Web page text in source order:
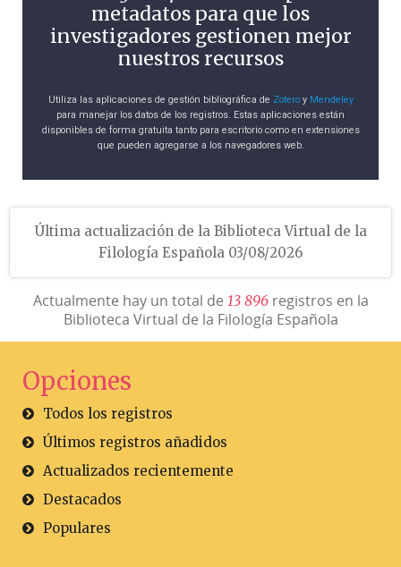
metadatos para que los
investigadores gestionen mejor
nuestros recursos
Utiliza las aplicaciones de gestión bibliográfica de Zoteroy Mendeley
para manejar los datos de los registros. Estas aplicaciones están
disponibles de forma gratuita tanto para escritorio como en extensiones
que pueden agregarse a los navegadores web.
Última actualización de la Biblioteca Virtual de la
Filología Española 03/08/2026
Actualmente hay un total de 13 896registros en la
Biblioteca Virtual de la Filología Española
Opciones
Todos los registros
Últimos registros añadidos
Actualizados recientemente
Destacados
Populares